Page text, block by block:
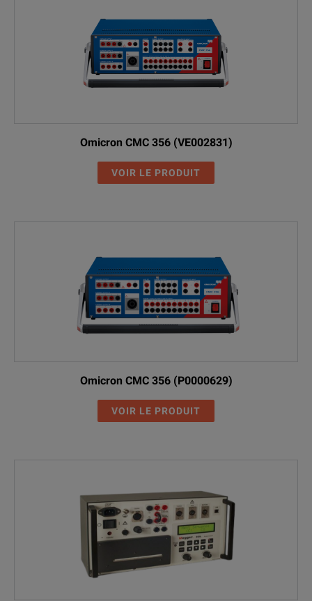
Omicron CMC 356 (VE002831)
VOIR LE PRODUIT
Omicron CMC 356 (P0000629)
VOIR LE PRODUIT